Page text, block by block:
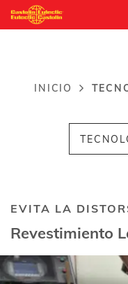
Pasar
al
INICIO
EVITA LA
Revestimiento